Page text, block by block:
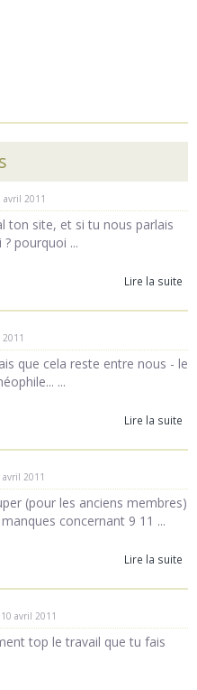
avril 2011
ton site, et si tu nous parlais
pourquoi ...
Lire la suite
que cela reste entre nous - le
...
Lire la suite
2011
(pour les anciens membres)
concernant 9 11 ...
Lire la suite
avril 2011
top le travail que tu fais